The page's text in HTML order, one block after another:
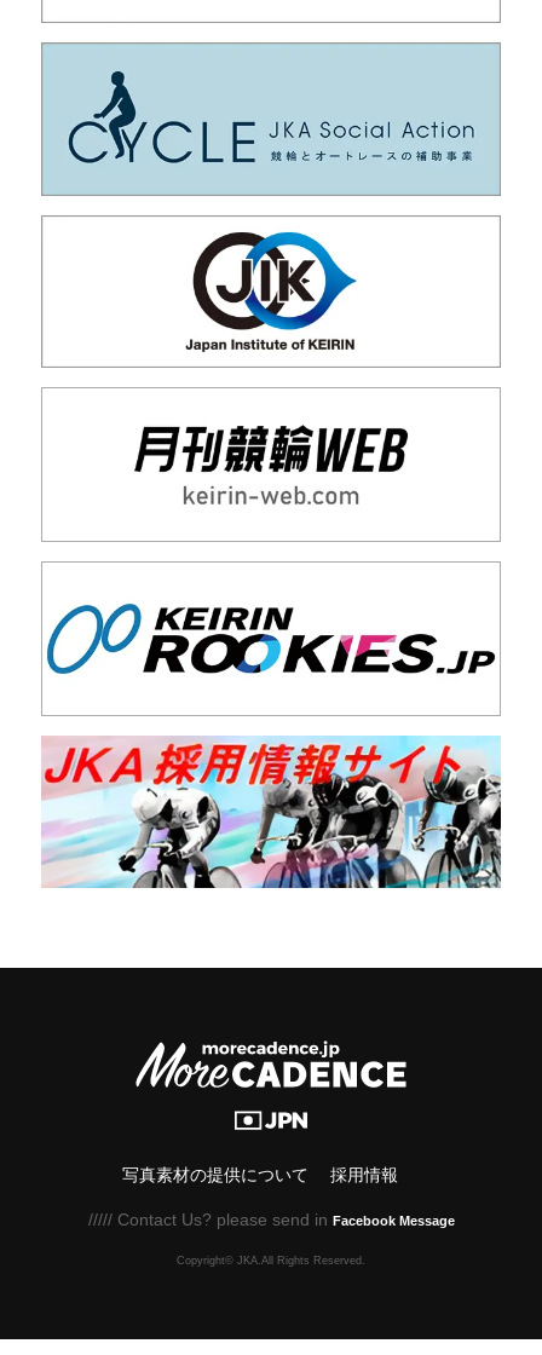
写真素材の提供について 採用情報
///// Contact Us? please send in Facebook Message
Copyright© JKA.All Rights Reserved.